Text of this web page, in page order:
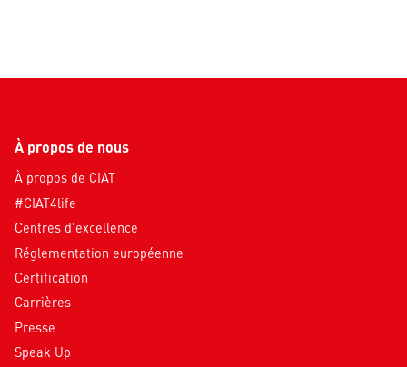
À propos de nous
À propos de CIAT
#CIAT4life
Centres d'excellence
Réglementation européenne
Certification
Carrières
Presse
Speak Up